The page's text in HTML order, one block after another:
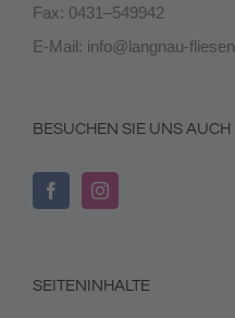
Fax: 0431–549942
E-Mail: info@langnau-
BESUCHEN SIE UNS AUCH
SEITENINHALTE